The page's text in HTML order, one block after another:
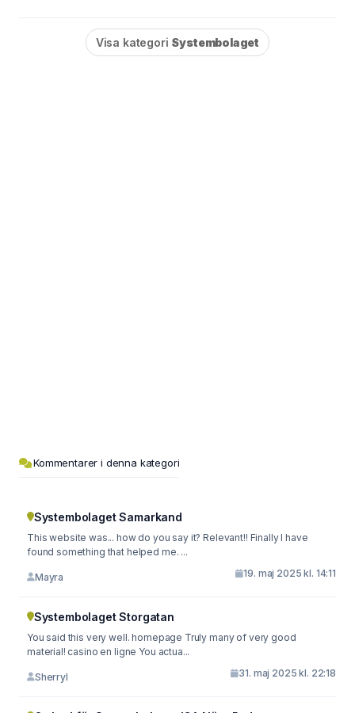
Visa kategori Systembolaget
Kommentarer i denna kategori
Systembolaget Samarkand
This website was... how do you say it? Relevant!! Finally I have
found something that helped me. ...
Mayra 19. maj 2025 kl. 14:11
Systembolaget Storgatan
You said this very well. homepage Truly many of very good
material! casino en ligne You actua...
Sherryl 31. maj 2025 kl. 22:18